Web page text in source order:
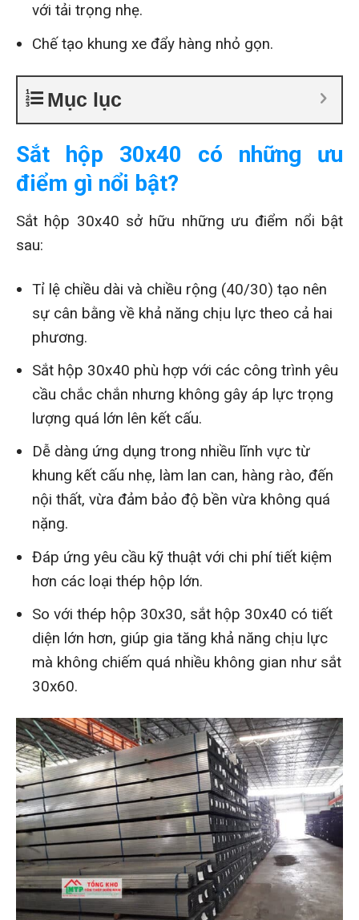
với tải trọng nhẹ.
Chế tạo khung xe đẩy hàng nhỏ gọn.
Mục lục
Sắt hộp 30x40 có những ưu
điểm gì nổi bật?
Sắt hộp 30x40 sở hữu những ưu điểm nổi bật
sau:
Tỉ lệ chiều dài và chiều rộng (40/30) tạo nên
sự cân bằng về khả năng chịu lực theo cả hai
phương.
Sắt hộp 30x40 phù hợp với các công trình yêu
cầu chắc chắn nhưng không gây áp lực trọng
lượng quá lớn lên kết cấu.
Dễ dàng ứng dụng trong nhiều lĩnh vực từ
khung kết cấu nhẹ, làm lan can, hàng rào, đến
nội thất, vừa đảm bảo độ bền vừa không quá
nặng.
Đáp ứng yêu cầu kỹ thuật với chi phí tiết kiệm
hơn các loại thép hộp lớn.
So với thép hộp 30x30, sắt hộp 30x40 có tiết
diện lớn hơn, giúp gia tăng khả năng chịu lực
mà không chiếm quá nhiều không gian như sắt
30x60.